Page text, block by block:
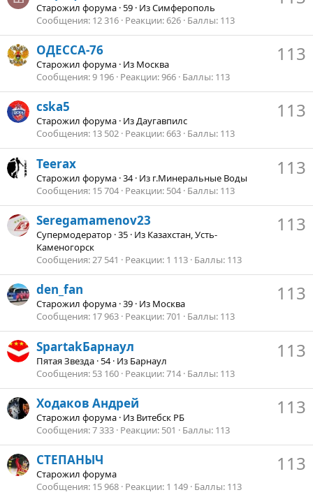
Старожил форума ·59 · ИзСимферополь
Сообщения 12 316 Реакции 626 Баллы 113
113
ОДЕССА-76
Старожил форума · Из Москва
Сообщения 9 196 Реакции 966 Баллы 113
113
cska5
Старожил форума · ИзДаугавпилс
Сообщения 13 502 Реакции 663 Баллы 113
113
Teerax
Старожил форума ·34· Из г.Минеральные Воды
Сообщения 15 704 Реакции 504 Баллы 113
113
Seregamamenov23
Супермодератор ·35 · Из Казахстан, Усть-
Каменогорск
Сообщения 27 541 Реакции 1 113 Баллы 113
113
den_fan
Старожил форума ·39 · Из Москва
Сообщения 17 963 Реакции 701 Баллы 113
113
SpartakБарнаул
Пятая Звезда ·54· Из Барнаул
Сообщения 53 160 Реакции 714 Баллы 113
113
Ходаков Андрей
Старожил форума · Из Витебск РБ
Сообщения 7 333 Реакции 501 Баллы 113
113
СТЕПАНЫЧ
Старожил форума
Сообщения 15 968 Реакции 1 149 Баллы 113